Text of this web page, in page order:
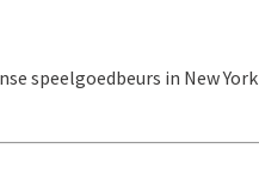
speelgoedbeurs in New York